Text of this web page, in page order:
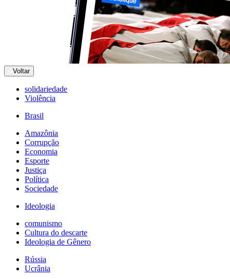
Voltar
solidariedade
Violência
Brasil
Amazônia
Corrupção
Economia
Esporte
Justiça
Política
Sociedade
Ideologia
comunismo
Cultura do descarte
Ideologia de Gênero
Rússia
Ucrânia